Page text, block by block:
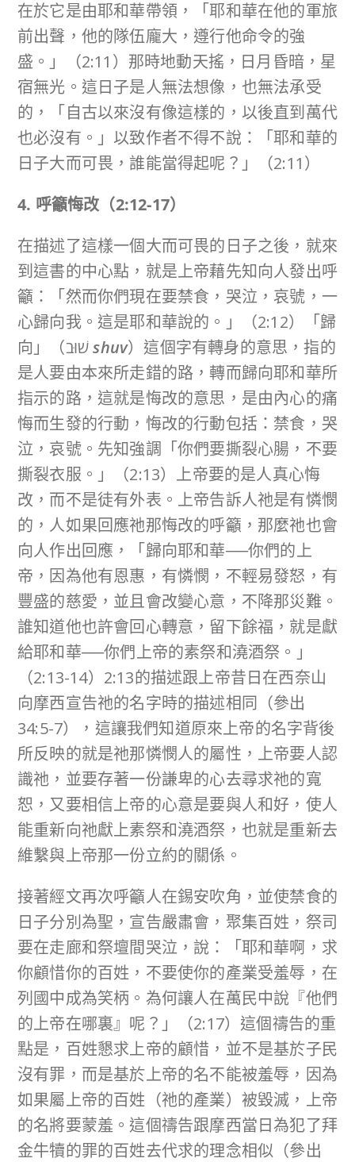
在於它是由耶和華帶領，「耶和華在他的軍旅
前出聲，他的隊伍龐大，遵行他命令的強
盛。」（2:11）那時地動天搖，日月昏暗，星
宿無光。這日子是人無法想像，也無法承受
的，「自古以來沒有像這樣的，以後直到萬代
也必沒有。」以致作者不得不說：「耶和華的
日子大而可畏，誰能當得起呢？」（2:11）
4. 呼籲悔改（2:12-17）
在描述了這樣一個大而可畏的日子之後，就來
到這書的中心點，就是上帝藉先知向人發出呼
籲：「然而你們現在要禁食，哭泣，哀號，一
心歸向我。這是耶和華說的。」（2:12）「歸
向」（שׁוּבshuv）這個字有轉身的意思，指的
是人要由本來所走錯的路，轉而歸向耶和華所
指示的路，這就是悔改的意思，是由內心的痛
悔而生發的行動，悔改的行動包括：禁食，哭
泣，哀號。先知強調「你們要撕裂心腸，不要
撕裂衣服。」（2:13）上帝要的是人真心悔
改，而不是徒有外表。上帝告訴人祂是有憐憫
的，人如果回應祂那悔改的呼籲，那麼祂也會
向人作出回應，「歸向耶和華──你們的上
帝，因為他有恩惠，有憐憫，不輕易發怒，有
豐盛的慈愛，並且會改變心意，不降那災難。
誰知道他也許會回心轉意，留下餘福，就是獻
給耶和華──你們上帝的素祭和澆酒祭。」
（2:13-14）2:13的描述跟上帝昔日在西奈山
向摩西宣告祂的名字時的描述相同（參出
34:5-7），這讓我們知道原來上帝的名字背後
所反映的就是祂那憐憫人的屬性，上帝要人認
識祂，並要存著一份謙卑的心去尋求祂的寬
恕，又要相信上帝的心意是要與人和好，使人
能重新向祂獻上素祭和澆酒祭，也就是重新去
維繫與上帝那一份立約的關係。
接著經文再次呼籲人在錫安吹角，並使禁食的
日子分別為聖，宣告嚴肅會，聚集百姓，祭司
要在走廊和祭壇間哭泣，說：「耶和華啊，求
你顧惜你的百姓，不要使你的產業受羞辱，在
列國中成為笑柄。為何讓人在萬民中說『他們
的上帝在哪裏』呢？」（2:17）這個禱告的重
點是，百姓懇求上帝的顧惜，並不是基於子民
沒有罪，而是基於上帝的名不能被羞辱，因為
如果屬上帝的百姓（祂的產業）被毀滅，上帝
的名將要蒙羞。這個禱告跟摩西當日為犯了拜
金牛犢的罪的百姓去代求的理念相似（參出